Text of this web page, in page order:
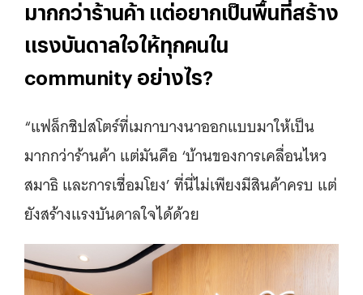
มากกว่าร้านค้า แต่อยากเป็นพื้นที่สร้าง
แรงบันดาลใจให้ทุกคนใน
community อย่างไร?
“แฟล็กชิปสโตร์ที่เมกาบางนาออกแบบมาให้เป็น
มากกว่าร้านค้า แต่มันคือ ‘บ้านของการเคลื่อนไหว
สมาธิ และการเชื่อมโยง’ ที่นี่ไม่เพียงมีสินค้าครบ แต่
ยังสร้างแรงบันดาลใจได้ด้วย